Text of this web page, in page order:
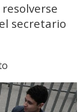
secretario